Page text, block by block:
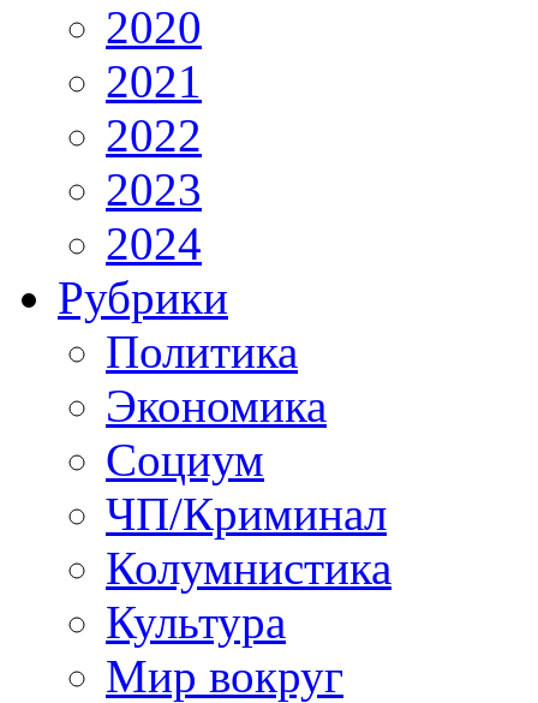
2020
2021
2022
2023
2024
Рубрики
Политика
Экономика
Социум
ЧП/Криминал
Колумнистика
Культура
Мир вокруг